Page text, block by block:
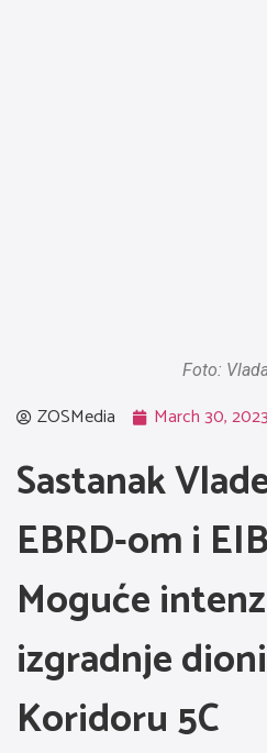
Foto:
ZOSMedia March 30, 2023
Sastanak
EBRD-om i
Moguće
izgradnje
Koridoru 5C